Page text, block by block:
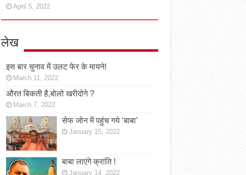
April 5, 2022
लेख
इस बार चुनाव में उलट फेर के मायने!
March 11, 2022
औरत बिकती है,बोलो खरीदोगे ?
March 7, 2022
सेफ जोन में पहुंच गये ‘बाबा’
January 15, 2022
बाबा लाएंगे क्रांति !
January 14, 2022